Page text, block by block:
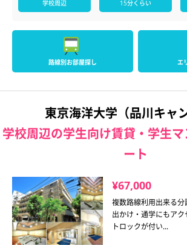
学校周辺 15分くらい
路線別お部屋探し エ
東京海洋大学（品川キャ
学校周辺の学生向け賃貸・学生
ート
¥67,000
複数路線利用出来る
出かけ・通学にもア
トロックが付い...